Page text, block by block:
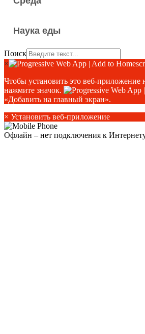
Наука еды
Поиск
×
Чтобы установить это веб-приложение
нажмите значок.
«Добавить на главный экран».
× Установить веб-приложение
Офлайн – нет подключения к